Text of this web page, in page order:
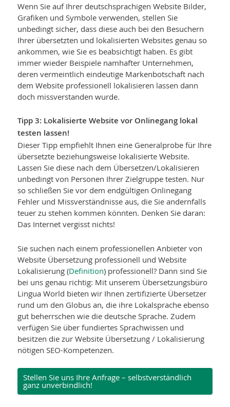
Wenn Sie auf Ihrer deutschsprachigen Website Bilder,
Grafiken und Symbole verwenden, stellen Sie
unbedingt sicher, dass diese auch bei den Besuchern
Ihrer übersetzten und lokalisierten Websites genau so
ankommen, wie Sie es beabsichtigt haben. Es gibt
immer wieder Beispiele namhafter Unternehmen,
deren vermeintlich eindeutige Markenbotschaft nach
dem Website professionell lokalisieren lassen dann
doch missverstanden wurde.
Tipp 3: Lokalisierte Website vor Onlinegang lokal
testen lassen!
Dieser Tipp empfiehlt Ihnen eine Generalprobe für Ihre
übersetzte beziehungs­weise lokalisierte Website.
Lassen Sie diese nach dem Übersetzen/Lokalisieren
unbedingt von Personen Ihrer Zielgruppe testen. Nur
so schließen Sie vor dem endgültigen Onlinegang
Fehler und Missverständnisse aus, die Sie andernfalls
teuer zu stehen kommen könnten. Denken Sie daran:
Das Internet vergisst nichts!
Sie suchen nach einem professionellen Anbieter von
Website Übersetzung professionell und Website
Lokalisierung (Definition) professionell? Dann sind Sie
bei uns genau richtig: Mit unserem Übersetzungsbüro
Lingua World bieten wir Ihnen zertifizierte Übersetzer
rund um den Globus an, die ihre Lokalsprache ebenso
gut beherrschen wie die deutsche Sprache. Zudem
verfügen Sie über fundiertes Sprachwissen und
besitzen die zur Website Übersetzung / Lokalisierung
nötigen SEO-Kompetenzen.
Stellen Sie uns Ihre Anfrage – selbstverständlich
ganz unverbindlich!